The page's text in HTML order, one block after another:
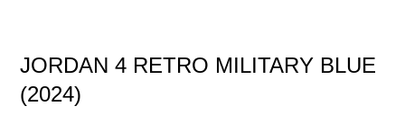
JORDAN 4 RETRO MILITARY BLUE
(2024)